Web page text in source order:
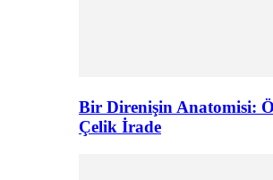
Bir Direnişin Anatomisi:
Çelik İrade